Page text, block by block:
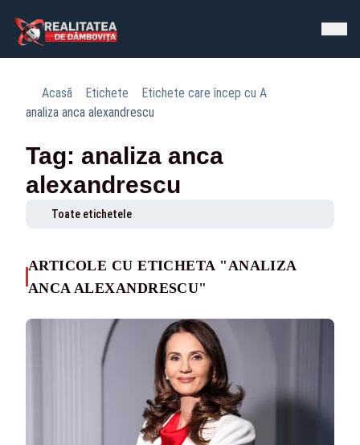
Acasă Etichete
Etichete care încep cu A
analiza anca alexandrescu
Tag: analiza anca
alexandrescu
Toate etichetele
ARTICOLE CU ETICHETA "ANALIZA
ANCA ALEXANDRESCU"